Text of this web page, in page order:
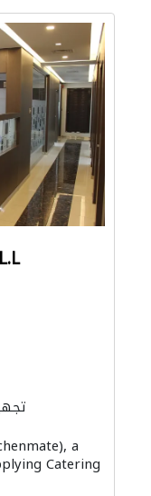
a
Catering